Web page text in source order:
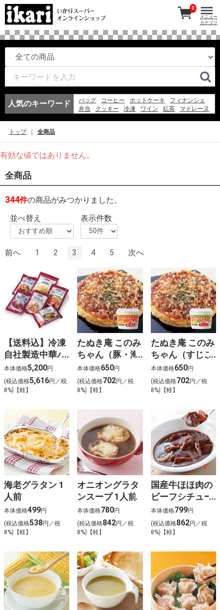
人気のキーワード バッグ コーヒー ホットケーキ
フィナンシェ
弁当
クッキー 冷凍 ワイン 紅茶
マドレーヌ
0
メニュー
カテゴリ
トップ 全商品
有効な値ではありません。
全商品
344件の商品がみつかりました。
並べ替え
表示件数
前へ 1 2 3 4 5 次へ
【送料込】冷凍
自社製造中華バ
ラエティセット
本体価格5,200円
(税込価格5,616円／税
8%)【軽】
たぬき庵 このみ
ちゃん（豚・海
老）1人前
本体価格650円
(税込価格702円／税
8%)【軽】
たぬき庵 このみ
ちゃん（すじこ
んにゃく）1人
前
本体価格650円
(税込価格702円／税
8%)【軽】
海老グラタン 1
人前
本体価格499円
(税込価格538円／税
8%)【軽】
オニオングラタ
ンスープ 1人前
本体価格780円
(税込価格842円／税
8%)【軽】
国産牛ほほ肉の
ビーフシチュー
1人前
本体価格799円
(税込価格862円／税
8%)【軽】